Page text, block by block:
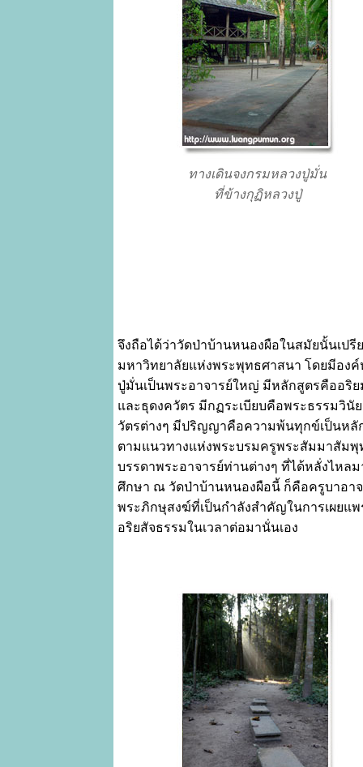
ทางเดินจงกรมหลวงปู่มั่น
ที่ข้างกุฏิหลวงปู่
จึงถือได้ว่าวัดป่าบ้านหนองผือในสมัยนั้นเปรี
มหาวิทยาลัยแห่งพระพุทธศาสนา โดยมีองค์
ปู่มั่นเป็นพระอาจารย์ใหญ่ มีหลักสูตรคืออริ
และธุดงควัตร มีกฏระเบียบคือพระธรรมวินั
วัตรต่างๆ มีปริญญาคือความพ้นทุกข์เป็นหลั
ตามแนวทางแห่งพระบรมครูพระสัมมาสัมพุ
บรรดาพระอาจารย์ท่านต่างๆ ที่ได้หลั่งไหลม
ศึกษา ณ วัดป่าบ้านหนองผือนี้ ก็คือครูบาอา
พระภิกษุสงฆ์ที่เป็นกำลังสำคัญในการเผยแพ
อริยสัจธรรมในเวลาต่อมานั่นเอง